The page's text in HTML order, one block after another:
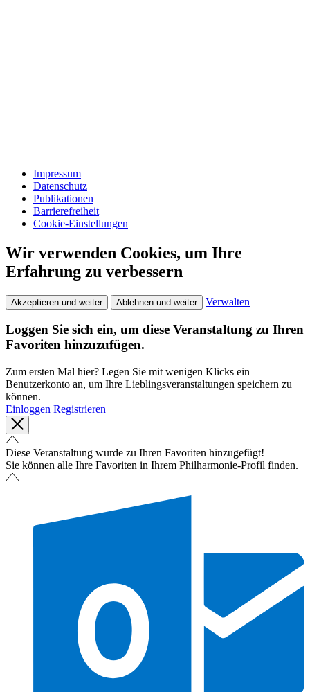
Impressum
Datenschutz
Publikationen
Barrierefreiheit
Cookie-Einstellungen
Wir verwenden Cookies, um Ihre
Erfahrung zu verbessern
Akzeptieren und weiter Ablehnen und weiter Verwalten
Loggen Sie sich ein, um diese Veranstaltung zu Ihren
Favoriten hinzuzufügen.
Zum ersten Mal hier? Legen Sie mit wenigen Klicks ein
Benutzerkonto an, um Ihre Lieblingsveranstaltungen speichern zu
können.
Einloggen Registrieren
Diese Veranstaltung wurde zu Ihren Favoriten hinzugefügt!
Sie können alle Ihre Favoriten in Ihrem Philharmonie-Profil finden.